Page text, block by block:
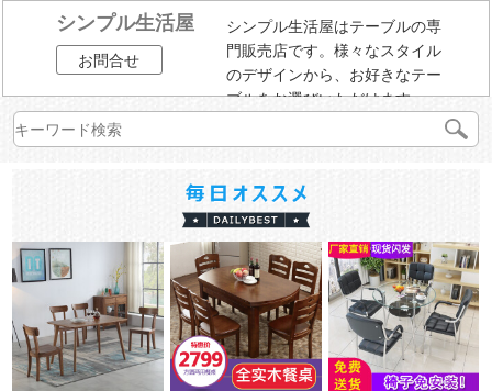
シンプル生活屋
お問合せ
シンプル生活屋はテーブルの専
門販売店です。様々なスタイル
のデザインから、お好きなテー
ブルをお選びいただけます。